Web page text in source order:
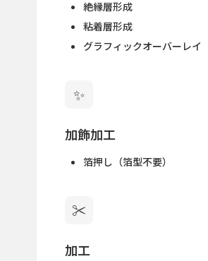
絶縁層形成
粘着層形成
グラフィックオーバーレイ
✨
加飾加工
箔押し（箔型不要）
✂️
加工